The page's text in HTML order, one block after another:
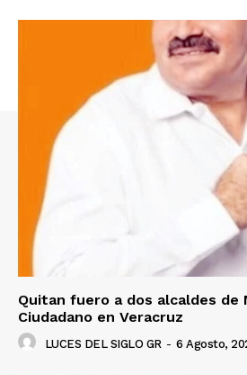
Quitan fuero a dos alcaldes de
Ciudadano en Veracruz
LUCES DEL SIGLO GR - 6 Agosto,